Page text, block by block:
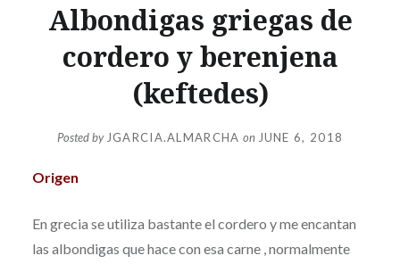
Albondigas griegas de
cordero y berenjena
(keftedes)
Posted by JGARCIA.ALMARCHA on JUNE 6, 2018
Origen
En grecia se utiliza bastante el cordero y me encantan
las albondigas que hace con esa carne , normalmente